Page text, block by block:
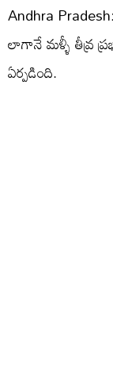
Andhra
లాగానే మళ్ళీ తీవ్ర
ఏర్పడింది.